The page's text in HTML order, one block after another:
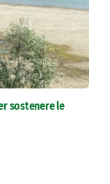
sostenere le